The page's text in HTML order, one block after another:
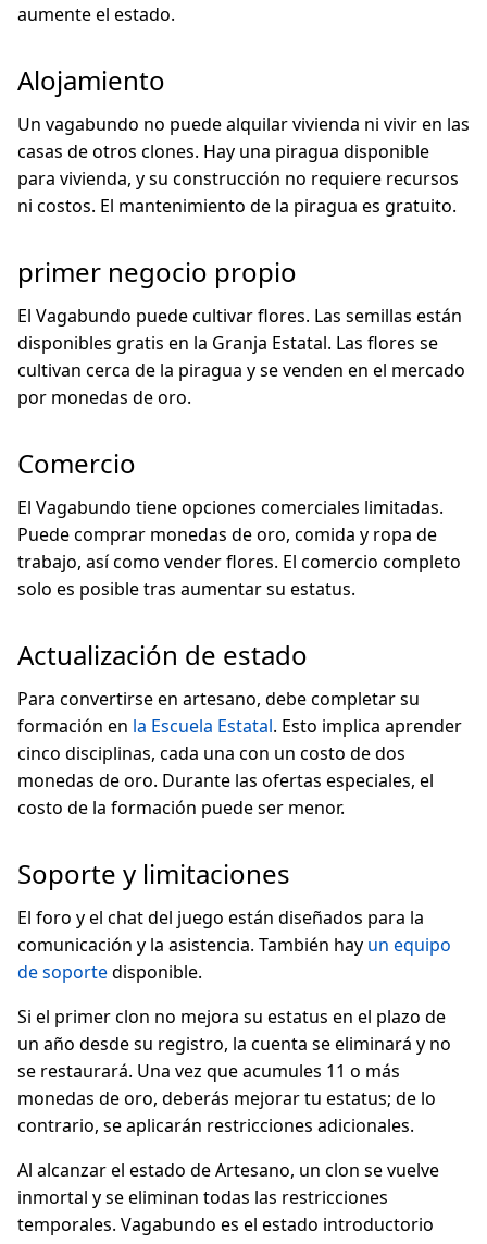
aumente el estado.
Alojamiento
Un vagabundo no puede alquilar vivienda ni vivir en las
casas de otros clones. Hay una piragua disponible
para vivienda, y su construcción no requiere recursos
ni costos. El mantenimiento de la piragua es gratuito.
primer negocio propio
El Vagabundo puede cultivar flores. Las semillas están
disponibles gratis en la Granja Estatal. Las flores se
cultivan cerca de la piragua y se venden en el mercado
por monedas de oro.
Comercio
El Vagabundo tiene opciones comerciales limitadas.
Puede comprar monedas de oro, comida y ropa de
trabajo, así como vender flores. El comercio completo
solo es posible tras aumentar su estatus.
Actualización de estado
Para convertirse en artesano, debe completar su
formación en la Escuela Estatal. Esto implica aprender
cinco disciplinas, cada una con un costo de dos
monedas de oro. Durante las ofertas especiales, el
costo de la formación puede ser menor.
Soporte y limitaciones
El foro y el chat del juego están diseñados para la
comunicación y la asistencia. También hay un equipo
de soportedisponible.
Si el primer clon no mejora su estatus en el plazo de
un año desde su registro, la cuenta se eliminará y no
se restaurará. Una vez que acumules 11 o más
monedas de oro, deberás mejorar tu estatus; de lo
contrario, se aplicarán restricciones adicionales.
Al alcanzar el estado de Artesano, un clon se vuelve
inmortal y se eliminan todas las restricciones
temporales. Vagabundo es el estado introductorio